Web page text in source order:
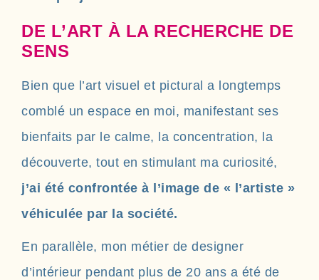
DE L’ART À LA RECHERCHE DE
SENS
Bien que l’art visuel et pictural a longtemps
comblé un espace en moi, manifestant ses
bienfaits par le calme, la concentration, la
découverte, tout en stimulant ma curiosité,
j’ai été confrontée à l’image de « l’artiste »
véhiculée par la société.
En parallèle, mon métier de designer
d’intérieur pendant plus de 20 ans a été de